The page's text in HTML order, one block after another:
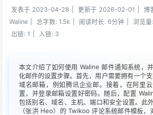
发表于 2023-04-28 更新于 2026-02-01
博
Waline
总字数: 1.5k 阅读时长: 6分钟 浏览量:
出链: 1 入链: 3
本文介绍了如何使用 Waline 邮件通知系统，
化邮件的设置步骤。首先，用户需要拥有一个
域名邮箱，例如腾讯企业邮。接着，在阿里
置，并登录邮箱设置好密码。随后，配置
包括别名、域名、主机、端口和安全设置。此
（张洪 Heo）的 Twikoo 评论系统邮件模板，